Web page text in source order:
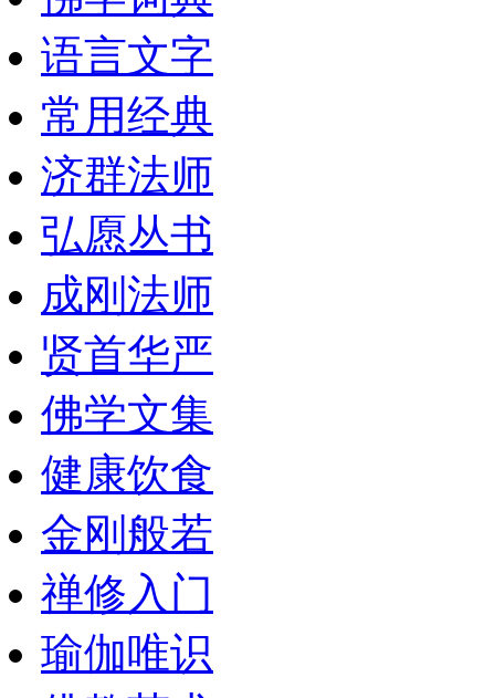
语言文字
常用经典
济群法师
弘愿丛书
成刚法师
贤首华严
佛学文集
健康饮食
金刚般若
禅修入门
瑜伽唯识